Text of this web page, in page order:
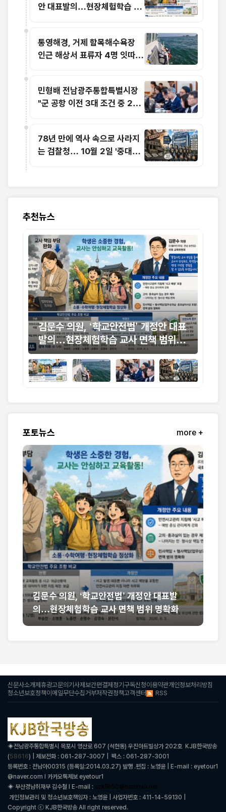
안 대표발의…현장체험학습 교
통영해경, 거제 함목해수욕장
인근 해상서 표류자 4명 잇따라
민형배 전남광주통합특별시장
"군 공항 이전 3대 조건 중 2개
78년 만에 역사 속으로 사라지
는 검찰청… 10월 2일 '중대범
추천뉴스
김문수 의원, ‘학교안전법’ 개정안 대표
발의…현장체험학습 교사 면책 범위 명
확화
포토뉴스 more +
김문수 의원, ‘학교안전법’ 개정안 대표발
의…현장체험학습 교사 면책 범위 명확화
신문사소개제휴광고문의기사제보간편결제정기구독신청이용약관개인정보처리방침
청소년보호정책이메일무단수집거부저작권정책고객센터 RSS
◈전남광주통합특별시 목포시 영산로 607 (석현동) 우진아트빌상가 202호 KJB한국방송
(58616) | 제보전화 : 061-287-3007 | 팩스 : 061-287-3001
등록번호 : 전남아00315 (등록일:2014.03.27) 발행 .편집 : 노영윤 | E-mail : eyetour1
@naver.com l 카카오톡제보 eyetour1
◈ 부산경남취재부 김수철 l
E-mail : sck1850@hanmail.net
개인정보관리 및 청소년보호책임자 : 노영윤 | 사업자번호 : 411-14-59130 |
Copyright ⓒ KJB한국방송 All right reserved.